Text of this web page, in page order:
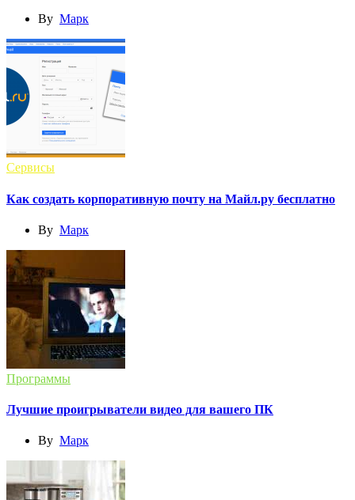
By Марк
Сервисы
Как создать корпоративную почту на Майл.ру бесплатно
By Марк
Программы
Лучшие проигрыватели видео для вашего ПК
By Марк